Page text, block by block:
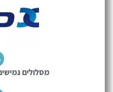
מסלולים